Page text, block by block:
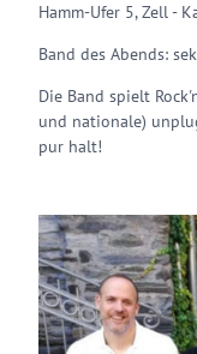
Hamm-Ufer 5, Zell -
Band des Abends:
Die Band spielt
und nationale)
pur halt!